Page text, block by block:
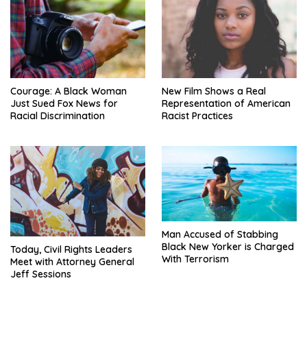
Courage: A Black Woman
Just Sued Fox News for
Racial Discrimination
New Film Shows a Real
Representation of American
Racist Practices
Today, Civil Rights Leaders
Meet with Attorney General
Jeff Sessions
Man Accused of Stabbing
Black New Yorker is Charged
With Terrorism